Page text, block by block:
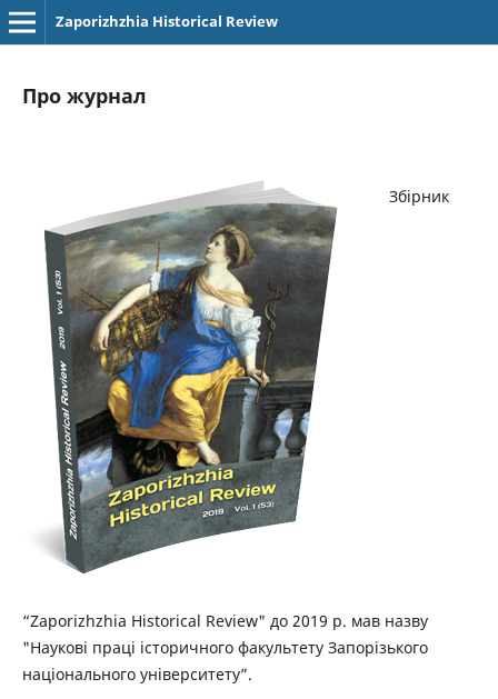
Zaporizhzhia Historical Review
Про журнал
Збірник
“Zaporizhzhia Historical Review" до 2019 р. мав назву
"Наукові праці історичного факультету Запорізького
національного університету”.